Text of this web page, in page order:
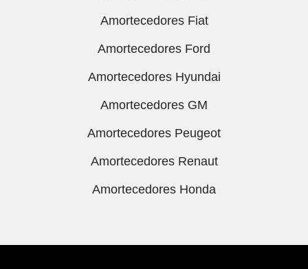
Amortecedores Fiat
Amortecedores Ford
Amortecedores Hyundai
Amortecedores GM
Amortecedores Peugeot
Amortecedores Renaut
Amortecedores Honda